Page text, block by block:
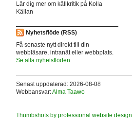
Lär dig mer om källkritik på Kolla
Källan
Nyhetsflöde (RSS)
Få senaste nytt direkt till din
webbläsare, intranät eller webbplats.
Se alla nyhetsflöden.
Senast uppdaterad: 2026-08-08
Webbansvar:Alma Taawo
Thumbshots by professional website design